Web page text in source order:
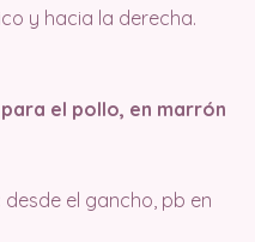
y hacia la derecha.
el pollo, en marrón
desde el gancho, pb en